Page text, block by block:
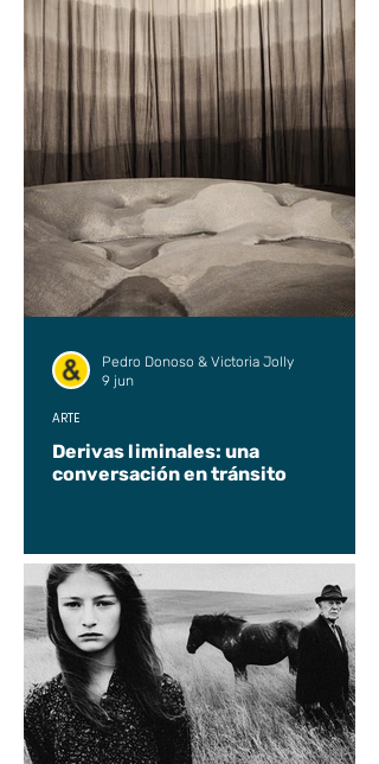
Derivas liminales: una
conversación en tránsito
ARTE
Pedro Donoso & Victoria Jolly
9 jun